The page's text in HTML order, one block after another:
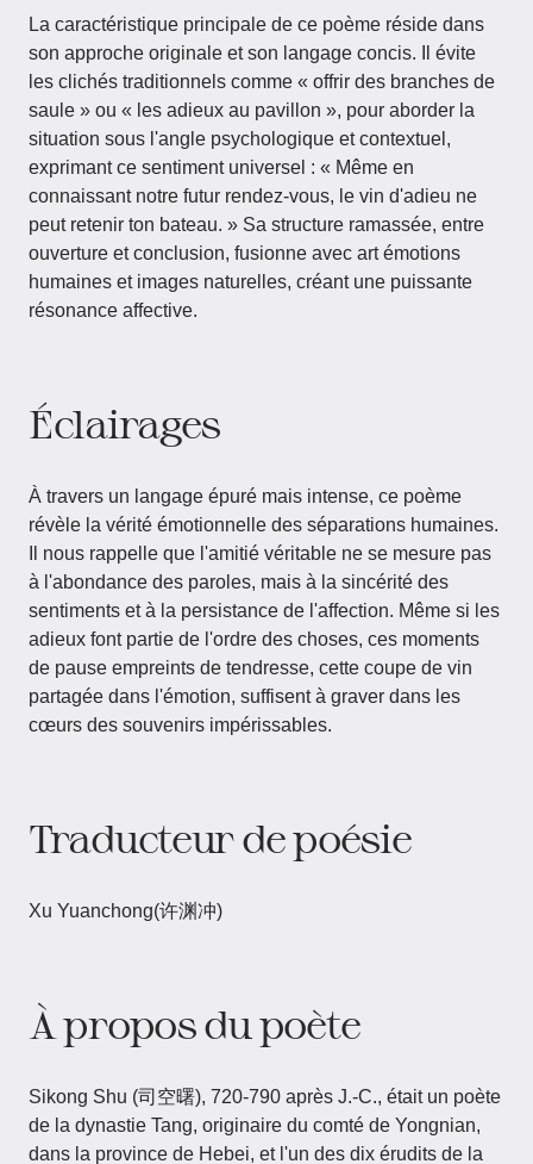
La caractéristique principale de ce poème réside dans
son approche originale et son langage concis. Il évite
les clichés traditionnels comme « offrir des branches de
saule » ou « les adieux au pavillon », pour aborder la
situation sous l'angle psychologique et contextuel,
exprimant ce sentiment universel : « Même en
connaissant notre futur rendez-vous, le vin d'adieu ne
peut retenir ton bateau. » Sa structure ramassée, entre
ouverture et conclusion, fusionne avec art émotions
humaines et images naturelles, créant une puissante
résonance affective.
Éclairages
À travers un langage épuré mais intense, ce poème
révèle la vérité émotionnelle des séparations humaines.
Il nous rappelle que l'amitié véritable ne se mesure pas
à l'abondance des paroles, mais à la sincérité des
sentiments et à la persistance de l'affection. Même si les
adieux font partie de l'ordre des choses, ces moments
de pause empreints de tendresse, cette coupe de vin
partagée dans l'émotion, suffisent à graver dans les
cœurs des souvenirs impérissables.
Traducteur de poésie
Xu Yuanchong(许渊冲)
À propos du poète
Sikong Shu (司空曙), 720-790 après J.-C., était un poète
de la dynastie Tang, originaire du comté de Yongnian,
dans la province de Hebei, et l'un des dix érudits de la